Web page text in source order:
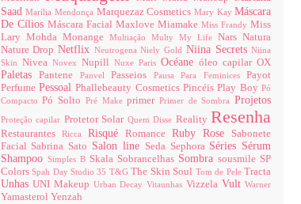
SaadMarília Mendonça Marquezaz Cosmetics Mary KayMáscara
De Cílios Máscara Facial Maxlove MiamakeMiss FrandyMiss
Lary Mohda Monange Multiação Multy My LifeNarsNatura
Nature Drop Netflix NeutrogenaNiely Gold Niina SecretsNiina
Skin Nivea Novex Nupill Nuxe ParisOcéaneóleo capilarOX
PaletasPantene PanvelPasseios Pausa Para FeminicesPayot
Perfume PessoalPhallebeauty CosmeticsPincéisPlay BoyPó
CompactoPó Solto Pré Makeprimer Primer de SombraProjetos
Proteção capilar Protetor Solar Quem Disse Reality Resenha
Restaurantes Ricca Risqué RomanceRuby Rose Sabonete
Facial Sabrina Sato Salon line Seda Sephora Séries Sérum
Shampoo Simples B Skala Sobrancelhas Sombrasousmile SP
ColorsSpah Day Studio 35 T&GThe Skin Soul Tom de PeleTracta
UnhasUNI Makeup Urban DecayVitaunhas Vizzela VultWarner
Yamasterol Yenzah